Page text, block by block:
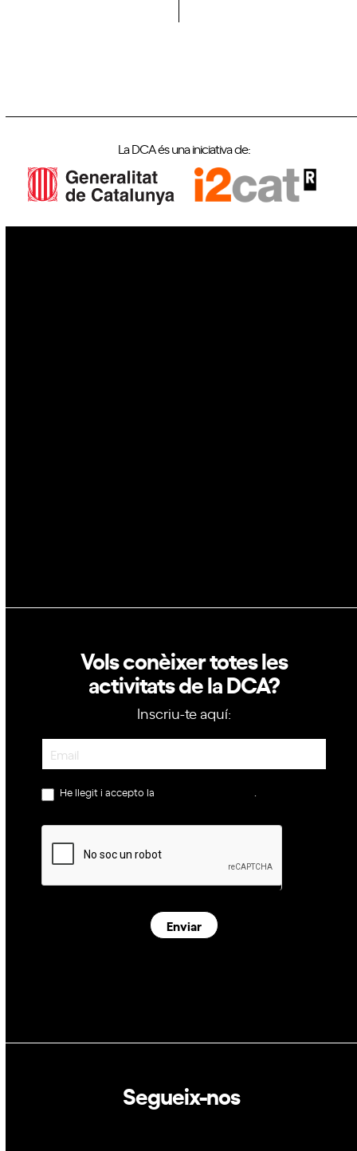
La DCA és una iniciativa de:
Vols conèixer totes les
activitats de la DCA?
Inscriu-te aquí:
He llegit i accepto la
Enviar
Segueix-nos